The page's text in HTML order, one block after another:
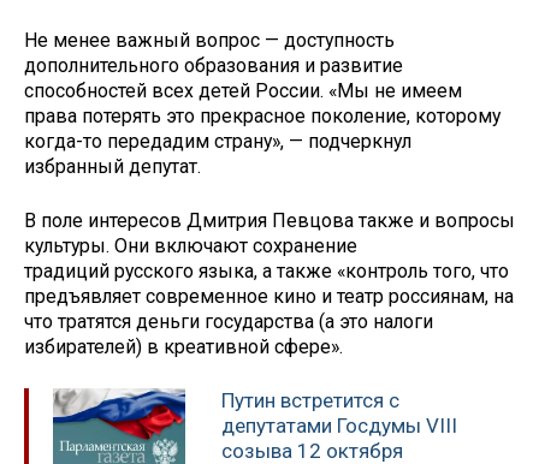
Не менее важный вопрос — доступность
дополнительного образования и развитие
способностей всех детей России. «Мы не имеем
права потерять это прекрасное поколение, которому
когда-то передадим страну», — подчеркнул
избранный депутат.
В поле интересов Дмитрия Певцова также и вопросы
культуры. Они включают сохранение
традиций русского языка, а также «контроль того, что
предъявляет современное кино и театр россиянам, на
что тратятся деньги государства (а это налоги
избирателей) в креативной сфере».
Путин встретится с
депутатами Госдумы VIII
созыва 12 октября